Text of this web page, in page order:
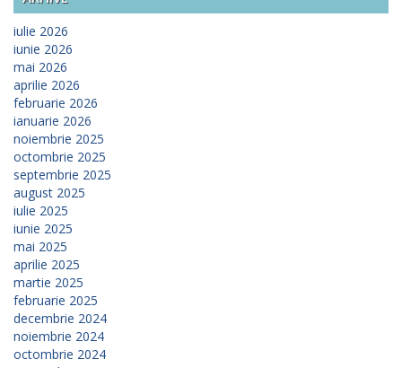
iulie 2026
iunie 2026
mai 2026
aprilie 2026
februarie 2026
ianuarie 2026
noiembrie 2025
octombrie 2025
septembrie 2025
august 2025
iulie 2025
iunie 2025
mai 2025
aprilie 2025
martie 2025
februarie 2025
decembrie 2024
noiembrie 2024
octombrie 2024